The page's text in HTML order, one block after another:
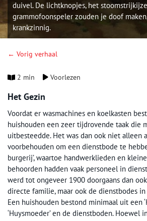
duivel. De lichtknopjes, het
grammofoonspeler zouden je doof
krankzinnig.
← Vorig verhaal
2 min Voorlezen
Het Gezin
Voordat er wasmachines en koelkasten
huishouden een zeer tijdrovende taak die
uitbesteedde. Het was dan ook niet alleen
voorbehouden om een dienstbode te
burgerij’, waartoe handwerklieden en
behoorden hadden vaak personeel in
werd tot ongeveer 1900 doorgaans dan
directe familie, maar ook de dienstbodes
Een huishouden bestond minimaal uit een
‘Huysmoeder’ en de dienstboden. Hoewel